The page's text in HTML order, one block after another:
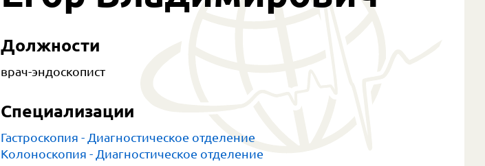
Должности
врач-эндоскопист
Специализации
Гастроскопия - Диагностическое отделение
Колоноскопия - Диагностическое отделение